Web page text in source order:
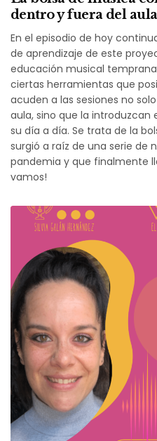
dentro y fuera del
En el episodio de hoy
de aprendizaje de este
educación musical
ciertas herramientas que
acuden a las sesiones no
aula, sino que la
su día a día. Se trata de la
surgió a raíz de una serie de
pandemia y que finalmente
vamos!